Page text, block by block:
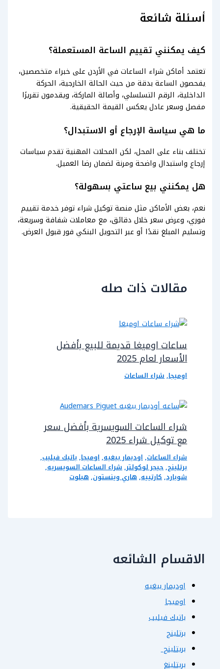
أسئلة شائعة
كيف يمكنني تقييم الساعة المستعملة؟
تعتمد أماكن شراء الساعات في الأردن على خبراء متخصصين،
يفحصون الساعة بدقة من حيث الحالة الخارجية، الحركة
الداخلية، الرقم التسلسلي، وأصالة الماركة، ويقدمون تقريرًا
مفصل وسعر عادل يعكس القيمة الحقيقية.
ما هي سياسة الإرجاع أو الاستبدال؟
تختلف بناء على المحل، لكن المحلات المهنية تقدم سياسات
إرجاع واستبدال واضحة ومرنة لضمان رضا العميل.
هل يمكنني بيع ساعتي بسهولة؟
نعم، بعض الأماكن مثل منصة توكيل شراء توفر خدمة تقييم
فوري، وعرض سعر خلال دقائق، مع معاملات شفافة وسريعة،
وتسليم المبلغ نقدًا أو عبر التحويل البنكي فور قبول العرض.
مقالات ذات صله
ساعات اوميغا قديمة للبيع بأفضل
الأسعار لعام 2025
اوميجا,شراء الساعات
شراء الساعات السويسرية بأفضل سعر
مع توكيل شراء 2025
شراء الساعات,اوديمار بيغيه,اوميجا,باتيك فيليب,
برتلينج,جيجر لوكولتر,شراء الساعات السويسريه,
شوبارد,كارتييه,هاري وينستون,هبلوت
الاقسام الشائعه
اوديمار بيغيه
اوميجا
باتيك فيليب
برتلينج
بريتلينج
بريتلينغ